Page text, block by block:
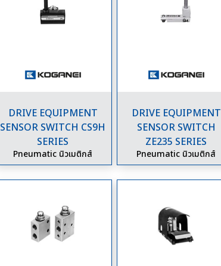
DRIVE EQUIPMENT
SENSOR SWITCH CS9H
SERIES
Pneumatic นิวเมติกส์
DRIVE EQUIPMENT
SENSOR SWITCH
ZE235 SERIES
Pneumatic นิวเมติกส์